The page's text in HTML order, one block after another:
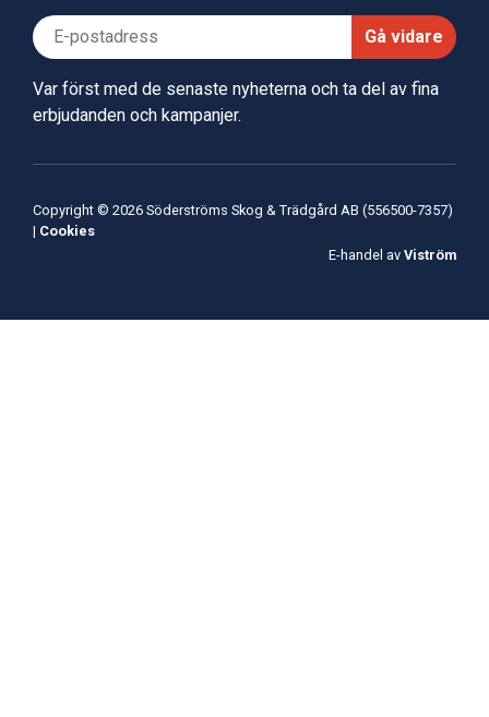
Gå vidare
Var först med de senaste nyheterna och ta del av fina
erbjudanden och kampanjer.
Copyright © 2026 Söderströms Skog & Trädgård AB (556500-7357)
| Cookies
E-handel av Viström